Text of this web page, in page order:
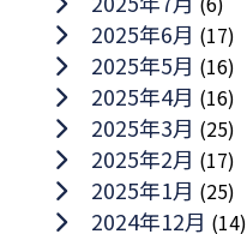
2025年6月 (17)
2025年5月 (16)
2025年4月 (16)
2025年3月 (25)
2025年2月 (17)
2025年1月 (25)
2024年12月 (14)